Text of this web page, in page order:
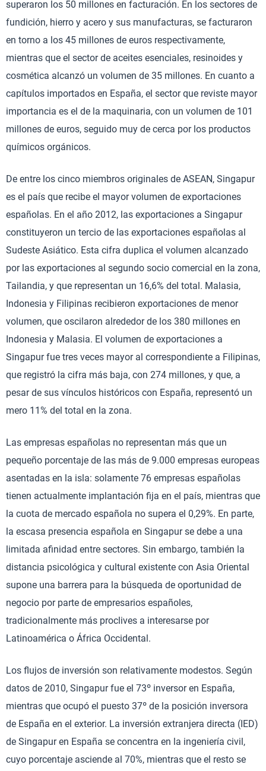
superaron los 50 millones en facturación. En los sectores de
fundición, hierro y acero y sus manufacturas, se facturaron
en torno a los 45 millones de euros respectivamente,
mientras que el sector de aceites esenciales, resinoides y
cosmética alcanzó un volumen de 35 millones. En cuanto a
capítulos importados en España, el sector que reviste mayor
importancia es el de la maquinaria, con un volumen de 101
millones de euros, seguido muy de cerca por los productos
químicos orgánicos.
De entre los cinco miembros originales de ASEAN, Singapur
es el país que recibe el mayor volumen de exportaciones
españolas. En el año 2012, las exportaciones a Singapur
constituyeron un tercio de las exportaciones españolas al
Sudeste Asiático. Esta cifra duplica el volumen alcanzado
por las exportaciones al segundo socio comercial en la zona,
Tailandia, y que representan un 16,6% del total. Malasia,
Indonesia y Filipinas recibieron exportaciones de menor
volumen, que oscilaron alrededor de los 380 millones en
Indonesia y Malasia. El volumen de exportaciones a
Singapur fue tres veces mayor al correspondiente a Filipinas,
que registró la cifra más baja, con 274 millones, y que, a
pesar de sus vínculos históricos con España, representó un
mero 11% del total en la zona.
Las empresas españolas no representan más que un
pequeño porcentaje de las más de 9.000 empresas europeas
asentadas en la isla: solamente 76 empresas españolas
tienen actualmente implantación fija en el país, mientras que
la cuota de mercado española no supera el 0,29%. En parte,
la escasa presencia española en Singapur se debe a una
limitada afinidad entre sectores. Sin embargo, también la
distancia psicológica y cultural existente con Asia Oriental
supone una barrera para la búsqueda de oportunidad de
negocio por parte de empresarios españoles,
tradicionalmente más proclives a interesarse por
Latinoamérica o África Occidental.
Los flujos de inversión son relativamente modestos. Según
datos de 2010, Singapur fue el 73º inversor en España,
mientras que ocupó el puesto 37º de la posición inversora
de España en el exterior. La inversión extranjera directa (IED)
de Singapur en España se concentra en la ingeniería civil,
cuyo porcentaje asciende al 70%, mientras que el resto se